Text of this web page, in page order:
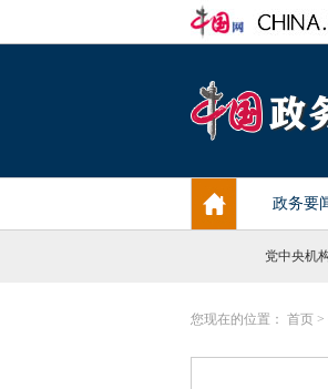
党中央机
您现在的位置： 首页 >